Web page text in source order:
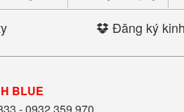
Đăng ký
BLUE